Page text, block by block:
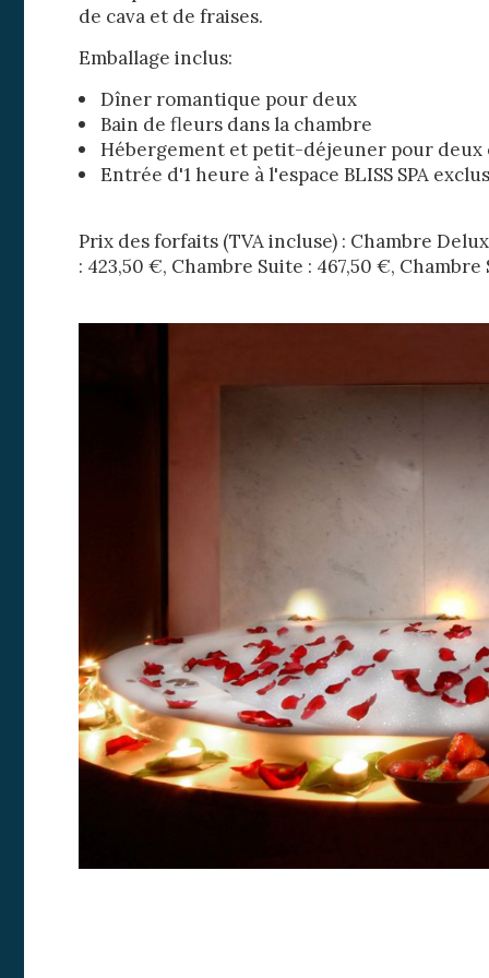
de cava et de fraises.
Emballage inclus:
Dîner romantique pour deux
Bain de fleurs dans la chambre
Hébergement et petit-déjeuner pour deux
Entrée d'1 heure à l'espace BLISS SPA
Prix ​​des forfaits (TVA incluse) : Chambre
: 423,50 €, Chambre Suite : 467,50 €,
Ce
telle
Ils
Web
Ces
site